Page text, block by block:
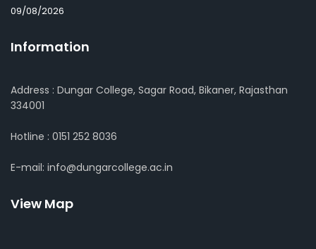
09/08/2026
Information
Address : Dungar College, Sagar Road, Bikaner, Rajasthan
334001
Hotline : 0151 252 8036
E-mail: info@dungarcollege.ac.in
View Map